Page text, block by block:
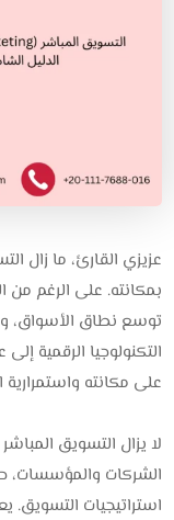
بمكانته. على الرغم من
توسع نطاق الأسواق،
التكنولوجيا الرقمية
على مكانته
الشركات والمؤسسات،
استراتيجيات التسويق.